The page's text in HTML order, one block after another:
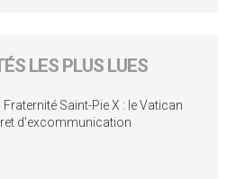
LES PLUS LUES
Saint-Pie X : le Vatican
d’excommunication